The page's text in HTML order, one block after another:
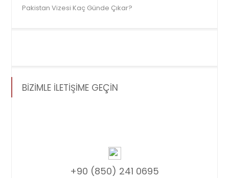
Pakistan Vizesi Kaç Günde Çıkar?
BİZİMLE İLETİŞİME GEÇİN
+90 (850) 241 0695